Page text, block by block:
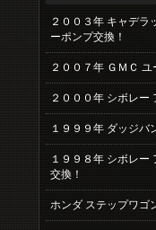
２００３年 キャデラ
ーポンプ交換！
２００７年 ＧＭＣ
２０００年 シボレー
１９９９年 ダッジバ
１９９８年 シボレー
交換！
ホンダ ステップワゴ